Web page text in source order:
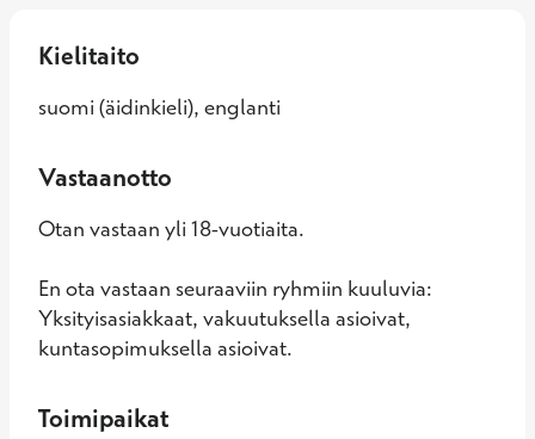
Kielitaito
suomi (äidinkieli), englanti
Vastaanotto
Otan vastaan yli 18-vuotiaita.
En ota vastaan seuraaviin ryhmiin kuuluvia:
Yksityisasiakkaat, vakuutuksella asioivat,
kuntasopimuksella asioivat.
Toimipaikat